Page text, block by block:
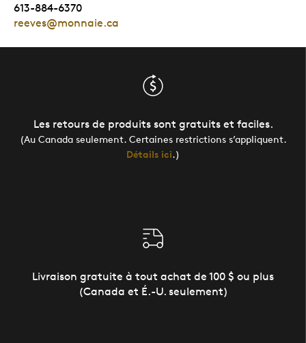
613-884-6370
reeves@monnaie.ca
Les retours de produits sont gratuits et faciles.
(Au Canada seulement. Certaines restrictions s’appliquent.
Détails ici.)
Livraison gratuite à tout achat de 100 $ ou plus
(Canada et É.-U. seulement)